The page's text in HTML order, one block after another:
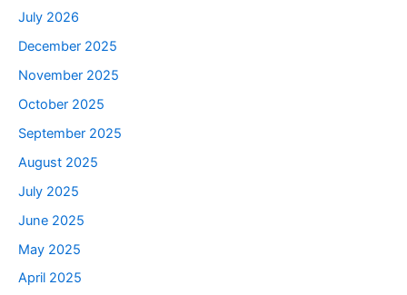
July 2026
December 2025
November 2025
October 2025
September 2025
August 2025
July 2025
June 2025
May 2025
April 2025